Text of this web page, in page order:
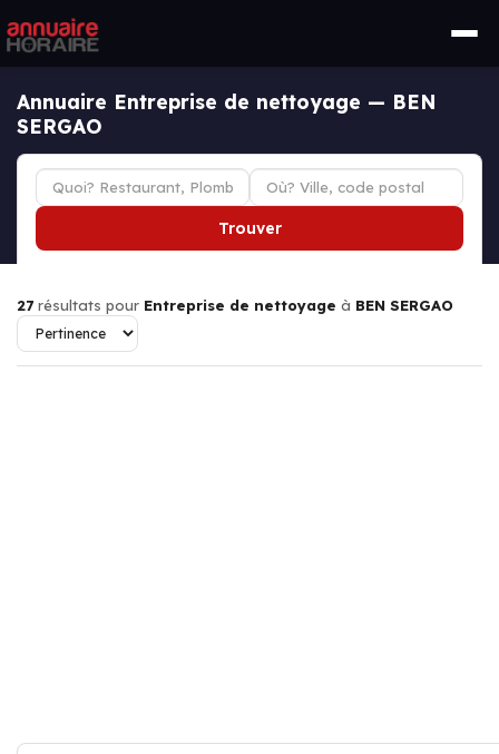
Annuaire Entreprise de nettoyage — BEN
SERGAO
Trouver
27 résultats pour Entreprise de nettoyage à BEN SERGAO